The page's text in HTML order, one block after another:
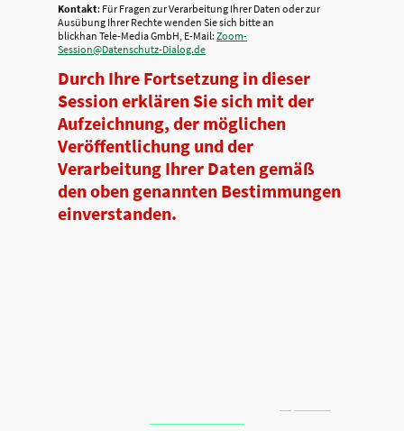
Kontakt: Für Fragen zur Verarbeitung Ihrer Daten oder zur
Ausübung Ihrer Rechte wenden Sie sich bitte an
blickhan Tele-Media GmbH, E-Mail: Zoom-
Session@Datenschutz-Dialog.de
Durch Ihre Fortsetzung in dieser
Session erklären Sie sich mit der
Aufzeichnung, der möglichen
Veröffentlichung und der
Verarbeitung Ihrer Daten gemäß
den oben genannten Bestimmungen
einverstanden.